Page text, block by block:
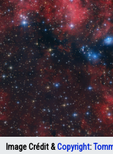
Image Crédit &Copyright: